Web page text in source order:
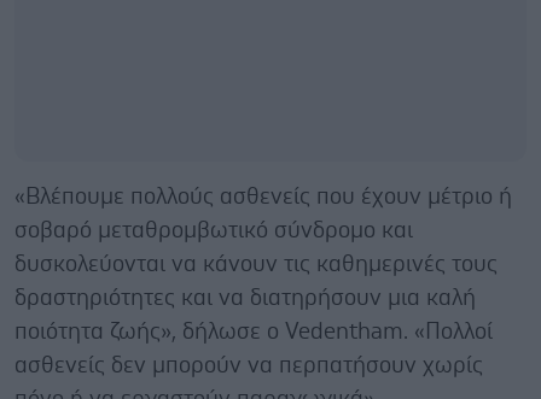
«Βλέπουμε πολλούς ασθενείς που έχουν μέτριο ή
σοβαρό μεταθρομβωτικό σύνδρομο και
δυσκολεύονται να κάνουν τις καθημερινές τους
δραστηριότητες και να διατηρήσουν μια καλή
ποιότητα ζωής», δήλωσε ο Vedentham. «Πολλοί
ασθενείς δεν μπορούν να περπατήσουν χωρίς